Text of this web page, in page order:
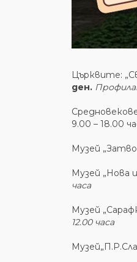
Църквите:
ден.
9.00 – 18.00
Музей
Музей „Нова
часа
Музей
12.00 часа